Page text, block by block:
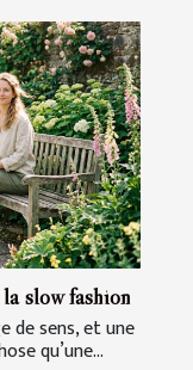
slow fashion
de sens, et une
qu’une...